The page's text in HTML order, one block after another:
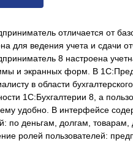
отличается от
для ведения учета и сдачи
8 настроена
и экранных форм. В
в области
1С:Бухгалтерии 8, а
ему удобно. В интерфейсе
по деньгам, долгам,
ролей пользователей: